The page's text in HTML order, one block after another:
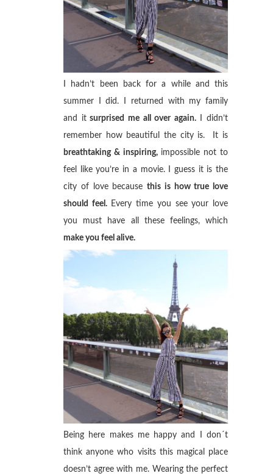
I hadn’t been back for a while and this
summer I did. I returned with my family
and itsurprised me all over again.I didn’t
remember how beautiful the city is. It is
breathtaking & inspiring,impossible not to
feel like you’re in a movie. I guess it is the
city of love because this is how true love
should feel.Every time you see your love
you must have all these feelings, which
make you feel alive.
Being here makes me happy and I don´t
think anyone who visits this magical place
doesn’t agree with me. Wearing the perfect